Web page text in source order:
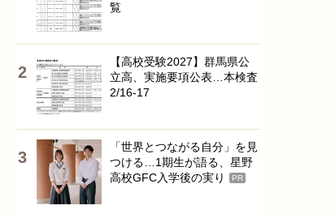
覧
【高校受験2027】群馬県公
立高、実施要項公表…本検査
2/16-17
「世界とつながる自分」を見
つける…1期生が語る、星野
高校GFC入学後の実り
PR